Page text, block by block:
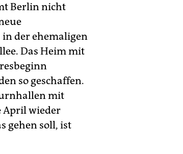
Berlin nicht
der ehemaligen
Das Heim mit
so geschaffen.
mit
April wieder
gehen soll, ist